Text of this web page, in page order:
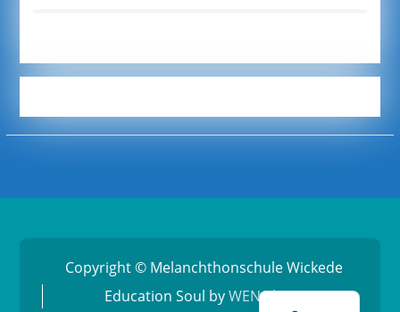
Copyright © Melanchthonschule Wickede
Education Soul byWEN Themes